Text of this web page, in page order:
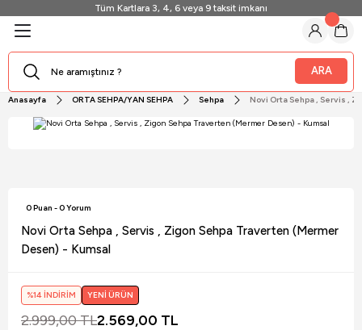
Tüm Kartlara 3, 4, 6 veya 9 taksit imkanı
Geri Dön
Geri Dön
SEHPA
Geri Dön
Geri Dön
Geri Dön
Geri Dön
Geri Dön
Geri Dön
ARA
Anasayfa ORTA SEHPA/YAN SEHPA Sehpa Novi Orta Sehpa , Servis ,
0 Puan - 0 Yorum
Novi Orta Sehpa , Servis , Zigon Sehpa Traverten (Mermer
Desen) - Kumsal
%14 İNDİRİM YENİ ÜRÜN
2.999,00 TL2.569,00 TL